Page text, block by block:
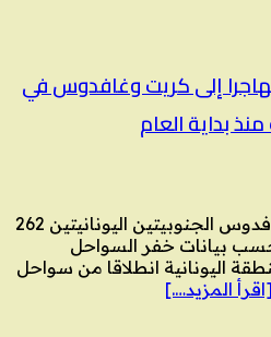
وصول نحو 250 مهاجرا إلى كريت وغافدوس في
وصل إلى جزيرتي كريت وغافدوس الجنوبيتين اليونانيتين 262
بيانات خفر السواحل
اليونانية انطلاقا من سواحل
[اقرأ المزيد….]